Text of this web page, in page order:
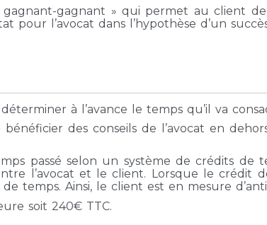
gagnant » qui permet au client
pour l’avocat dans l’hypothèse d’un
à l’avance le temps qu’il va
des conseils de l’avocat en
passé selon un système de crédits de
l’avocat et le client. Lorsque le crédit
temps. Ainsi, le client est en mesure
soit 240€ TTC.